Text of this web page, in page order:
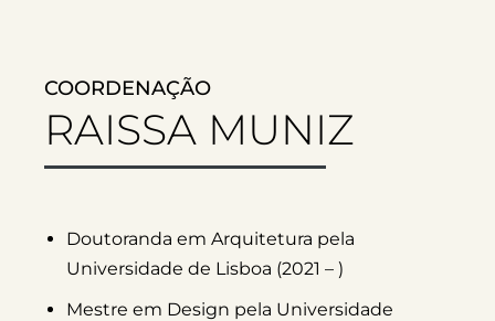
COORDENAÇÃO
RAISSA MUNIZ
Doutoranda em Arquitetura pela
Universidade de Lisboa (2021 – )
Mestre em Design pela Universidade